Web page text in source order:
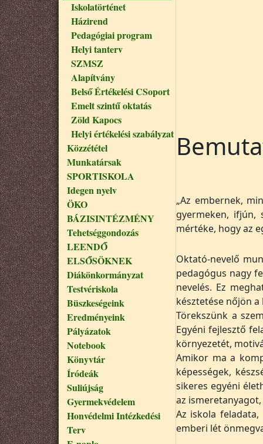
Iskolatörténet
Házirend
Pedagógiai program
Helyi tanterv
SZMSZ
Alapítvány
Belső Értékelési CSoport
Emelt szintű oktatás
Zöld Kapocs
Helyi értékelési szabályzat
Közzététel
Munkatársak
SPORTISKOLA
Idegen nyelv
ÖKO
BÁZISINTÉZMÉNY
Tehetséggondozás
LEENDŐ
ELSŐSÖKNEK
Diákönkormányzat
Testvériskola
Büszkeségeink
Eredményeink
Pályázatok
Notebook
Könyvtár
Íródeák
Suliújság
Gyermekvédelem
Honvédelmi Intézkedési
Terv
„Az embernek,
gyermeken, ifjún,
mértéke, hogy az
Oktató-nevelő
pedagógus nagy
nevelés. Ez
késztetése nőjön
Törekszünk a
Egyéni fejlesztő
környezetét,
Amikor ma a
képességek,
sikeres egyéni
az
Az iskola
emberi lét